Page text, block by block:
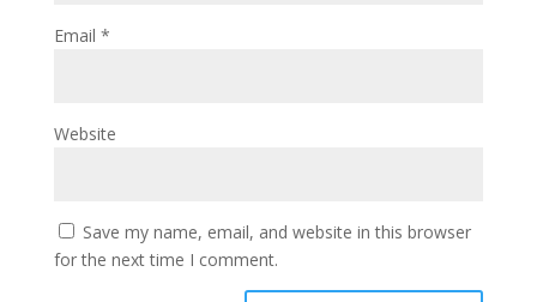
Email *
Website
Save my name, email, and website in this browser
for the next time I comment.